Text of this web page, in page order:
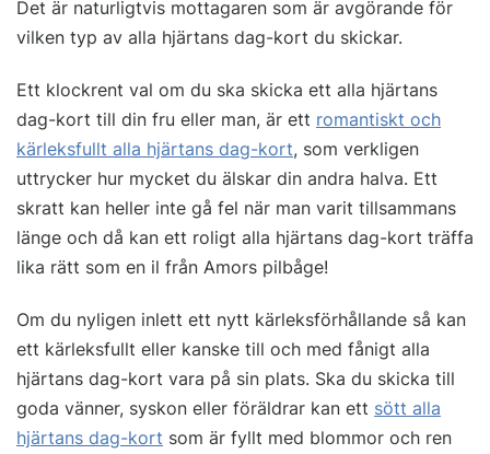
Det är naturligtvis mottagaren som är avgörande för
vilken typ av alla hjärtans dag-kort du skickar.
Ett klockrent val om du ska skicka ett alla hjärtans
dag-kort till din fru eller man, är ett romantiskt och
kärleksfullt alla hjärtans dag-kort, som verkligen
uttrycker hur mycket du älskar din andra halva. Ett
skratt kan heller inte gå fel när man varit tillsammans
länge och då kan ett roligt alla hjärtans dag-kort träffa
lika rätt som en il från Amors pilbåge!
Om du nyligen inlett ett nytt kärleksförhållande så kan
ett kärleksfullt eller kanske till och med fånigt alla
hjärtans dag-kort vara på sin plats. Ska du skicka till
goda vänner, syskon eller föräldrar kan ett sött alla
hjärtans dag-kort som är fyllt med blommor och ren